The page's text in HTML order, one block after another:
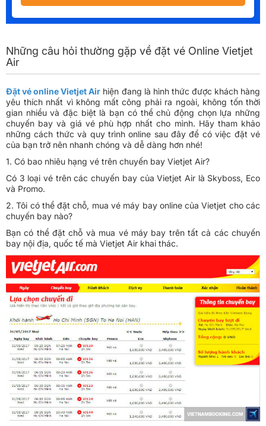
Những câu hỏi thường gặp về đặt vé Online Vietjet
Air
Đặt vé online Vietjet Air hiện đang là hình thức được khách hàng
yêu thích nhất vì không mất công phải ra ngoài, không tốn thời
gian nhiều và đặc biệt là bạn có thể chủ động chọn lựa những
chuyến bay và giá vé phù hợp nhất cho mình. Hãy tham khảo
những cách thức và quy trình online sau đây để có việc đặt vé
của bạn trở nên nhanh chóng và dễ dàng hơn nhé!
1. Có bao nhiêu hạng vé trên chuyến bay Vietjet Air?
Có 3 loại vé trên các chuyến bay của Vietjet Air là Skyboss, Eco
và Promo.
2. Tôi có thể đặt chỗ, mua vé máy bay online của Vietjet cho các
chuyến bay nào?
Bạn có thể đặt chỗ và mua vé máy bay trên tất cả các chuyến
bay nội địa, quốc tế mà Vietjet Air khai thác.